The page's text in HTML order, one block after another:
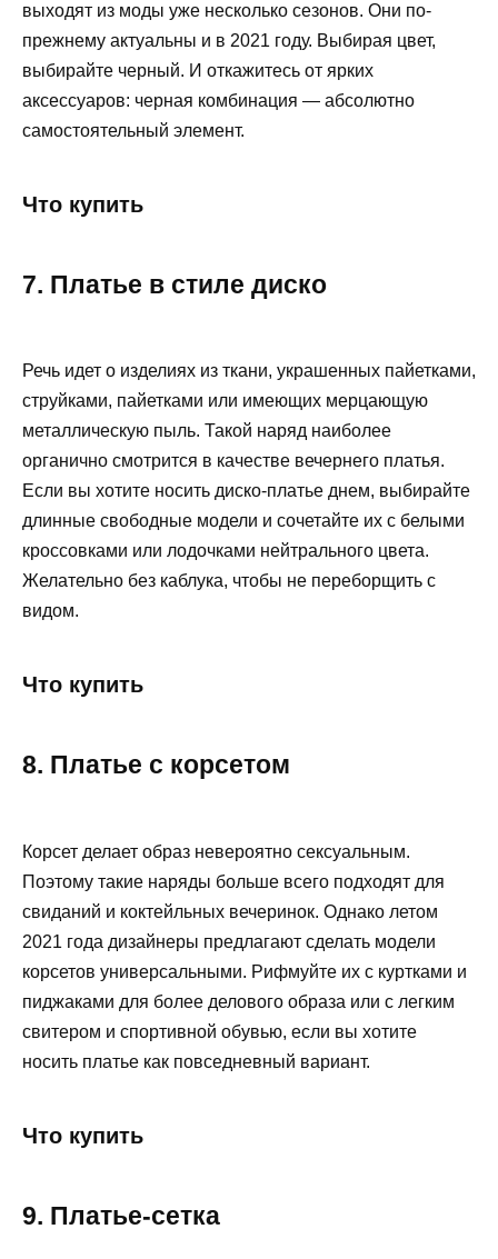
выходят из моды уже несколько сезонов. Они по-
прежнему актуальны и в 2021 году. Выбирая цвет,
выбирайте черный. И откажитесь от ярких
аксессуаров: черная комбинация — абсолютно
самостоятельный элемент.
Что купить
7. Платье в стиле диско
Речь идет о изделиях из ткани, украшенных пайетками,
струйками, пайетками или имеющих мерцающую
металлическую пыль. Такой наряд наиболее
органично смотрится в качестве вечернего платья.
Если вы хотите носить диско-платье днем, выбирайте
длинные свободные модели и сочетайте их с белыми
кроссовками или лодочками нейтрального цвета.
Желательно без каблука, чтобы не переборщить с
видом.
Что купить
8. Платье с корсетом
Корсет делает образ невероятно сексуальным.
Поэтому такие наряды больше всего подходят для
свиданий и коктейльных вечеринок. Однако летом
2021 года дизайнеры предлагают сделать модели
корсетов универсальными. Рифмуйте их с куртками и
пиджаками для более делового образа или с легким
свитером и спортивной обувью, если вы хотите
носить платье как повседневный вариант.
Что купить
9. Платье‑сетка